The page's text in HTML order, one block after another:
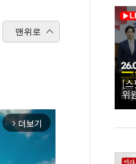
맨위로
arrow_forward_ios 더보기
[스
위